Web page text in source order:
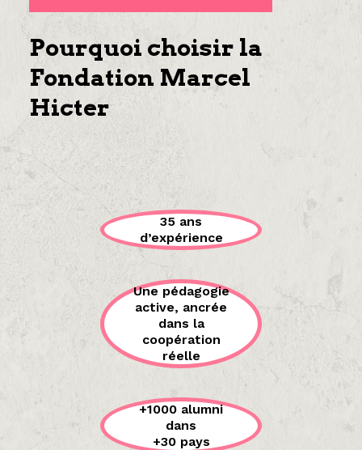
Pourquoi choisir la
Fondation Marcel
Hicter
35 ans
d’expérience
Une pédagogie
active, ancrée
dans la
coopération
réelle
+1000 alumni
dans
+30 pays